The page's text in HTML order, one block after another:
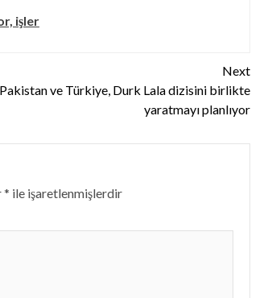
işler
Next
Pakistan ve Türkiye, Durk Lala dizisini birlikte
yaratmayı planlıyor
* ile işaretlenmişlerdir